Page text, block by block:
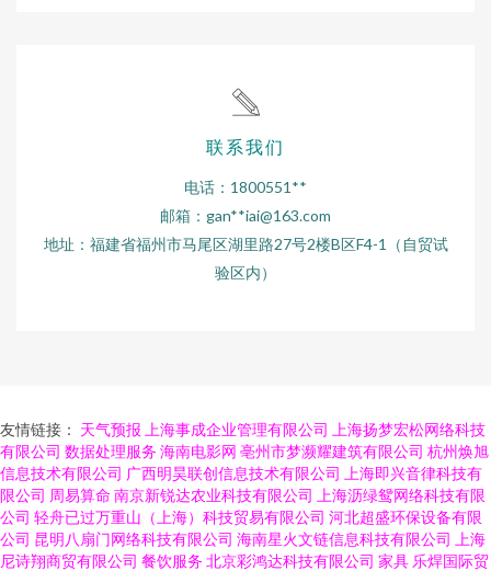
联系我们
电话：1800551**
邮箱：gan**iai@163.com
地址：福建省福州市马尾区湖里路27号2楼B区F4-1（自贸试
验区内）
友情链接： 天气预报 上海事成企业管理有限公司
上海扬梦宏松网络科技
有限公司 数据处理服务 海南电影网 亳州市梦濒耀建筑有限公司 杭州焕旭
信息技术有限公司 广西明昊联创信息技术有限公司
上海即兴音律科技有
限公司 周易算命南京新锐达农业科技有限公司
上海沥绿鸳网络科技有限
公司 轻舟已过万重山（上海）科技贸易有限公司 河北超盛环保设备有限
公司 昆明八扇门网络科技有限公司 海南星火文链信息科技有限公司
上海
尼诗翔商贸有限公司 餐饮服务 北京彩鸿达科技有限公司 家具 乐焊国际贸